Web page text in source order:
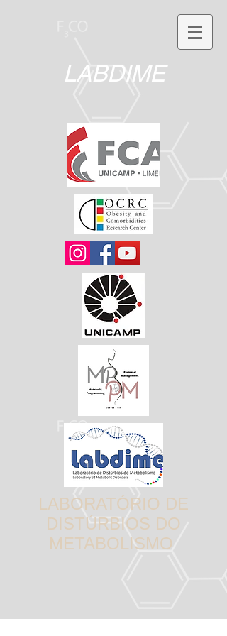
LABDIME
LABORATÓRIO DE
DISTÚRBIOS DO
METABOLISMO